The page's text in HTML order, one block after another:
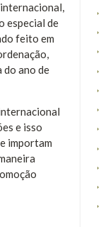
especial de
feito em
do ano de
e isso
importam